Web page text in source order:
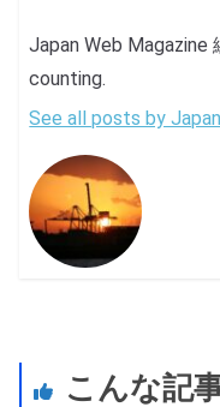
Japan Web Magazine
counting.
See all posts by
こんな記